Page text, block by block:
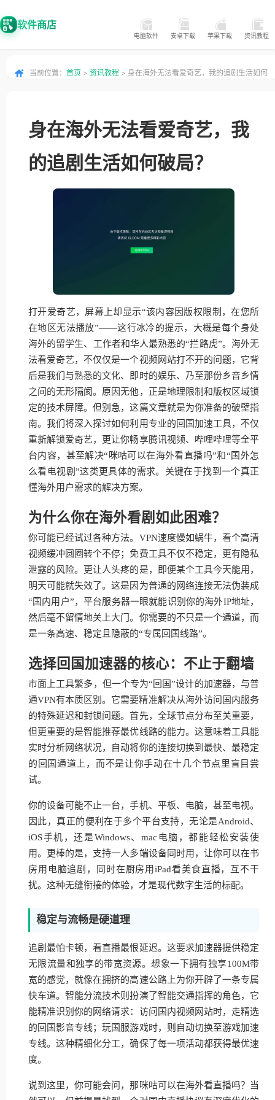
软件商店
电脑软件 安卓下载 苹果下载 资讯教程
当前位置： 首页 > 资讯教程 > 身在海外无法看爱奇艺，我的追剧生活如何
身在海外无法看爱奇艺，我
的追剧生活如何破局？
打开爱奇艺，屏幕上却显示“该内容因版权限制，在您所
在地区无法播放”——这行冰冷的提示，大概是每个身处
海外的留学生、工作者和华人最熟悉的“拦路虎”。海外无
法看爱奇艺，不仅仅是一个视频网站打不开的问题，它背
后是我们与熟悉的文化、即时的娱乐、乃至那份乡音乡情
之间的无形隔阂。原因无他，正是地理限制和版权区域锁
定的技术屏障。但别急，这篇文章就是为你准备的破壁指
南。我们将深入探讨如何利用专业的回国加速工具，不仅
重新解锁爱奇艺，更让你畅享腾讯视频、哔哩哔哩等全平
台内容，甚至解决“咪咕可以在海外看直播吗”和“国外怎
么看电视剧”这类更具体的需求。关键在于找到一个真正
懂海外用户需求的解决方案。
为什么你在海外看剧如此困难？
你可能已经试过各种方法。VPN速度慢如蜗牛，看个高清
视频缓冲圆圈转个不停；免费工具不仅不稳定，更有隐私
泄露的风险。更让人头疼的是，即便某个工具今天能用，
明天可能就失效了。这是因为普通的网络连接无法伪装成
“国内用户”，平台服务器一眼就能识别你的海外IP地址，
然后毫不留情地关上大门。你需要的不只是一个通道，而
是一条高速、稳定且隐蔽的“专属回国线路”。
选择回国加速器的核心：不止于翻墙
市面上工具繁多，但一个专为“回国”设计的加速器，与普
通VPN有本质区别。它需要精准解决从海外访问国内服务
的特殊延迟和封锁问题。首先，全球节点分布至关重要，
但更重要的是智能推荐最优线路的能力。这意味着工具能
实时分析网络状况，自动将你的连接切换到最快、最稳定
的回国通道上，而不是让你手动在十几个节点里盲目尝
试。
你的设备可能不止一台，手机、平板、电脑，甚至电视。
因此，真正的便利在于多个平台支持，无论是Android、
iOS手机，还是Windows、mac电脑，都能轻松安装使
用。更棒的是，支持一人多端设备同时用，让你可以在书
房用电脑追剧，同时在厨房用iPad看美食直播，互不干
扰。这种无缝衔接的体验，才是现代数字生活的标配。
稳定与流畅是硬道理
追剧最怕卡顿，看直播最恨延迟。这要求加速器提供稳定
无限流量和独享的带宽资源。想象一下拥有独享100M带
宽的感觉，就像在拥挤的高速公路上为你开辟了一条专属
快车道。智能分流技术则扮演了智能交通指挥的角色，它
能精准识别你的网络请求：访问国内视频网站时，走精选
的回国影音专线；玩国服游戏时，则自动切换至游戏加速
专线。这种精细化分工，确保了每一项活动都获得最优速
度。
说到这里，你可能会问，那咪咕可以在海外看直播吗？当